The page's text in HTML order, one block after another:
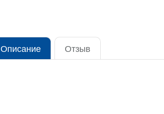
Описание Отзыв